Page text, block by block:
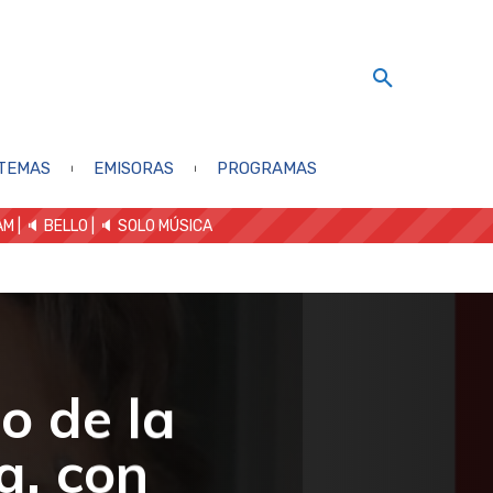
EMISORAS PROGRAMAS
| 🔈 BELLO 🔈 SOLO MÚSICA
de la
con